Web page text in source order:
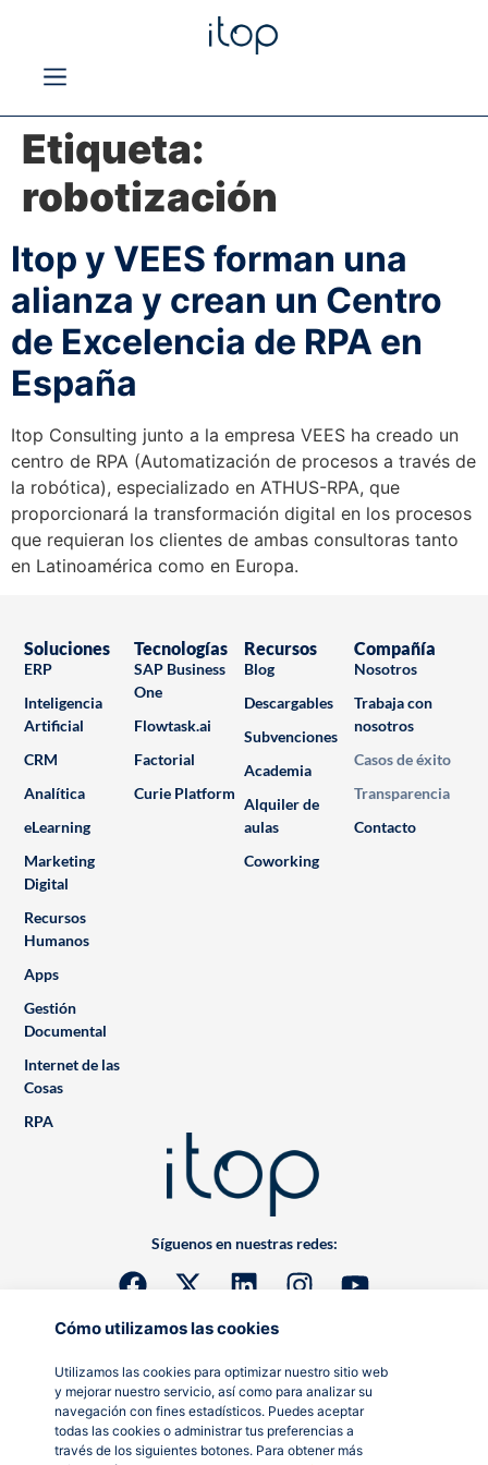
Cómo utilizamos las cookies
Utilizamos las cookies para optimizar nuestro sitio web
y mejorar nuestro servicio, así como para analizar su
navegación con fines estadísticos. Puedes aceptar
todas las cookies o administrar tus preferencias a
través de los siguientes botones. Para obtener más
Etiqueta:
robotización
Itop y VEES forman una
alianza y crean un Centro
de Excelencia de RPA en
España
Itop Consulting junto a la empresa VEES ha creado un
centro de RPA (Automatización de procesos a través de
la robótica), especializado en ATHUS-RPA, que
proporcionará la transformación digital en los procesos
que requieran los clientes de ambas consultoras tanto
en Latinoamérica como en Europa.
Síguenos en nuestras redes:
Soluciones
ERP
Inteligencia
Artificial
CRM
Analítica
eLearning
Marketing
Digital
Recursos
Humanos
Apps
Gestión
Documental
Internet de las
Cosas
RPA
Tecnologías
SAP Business
One
Flowtask.ai
Factorial
Curie Platform
Recursos
Blog
Descargables
Subvenciones
Academia
Alquiler de
aulas
Coworking
Compañía
Nosotros
Trabaja con
nosotros
Casos de éxito
Transparencia
Contacto